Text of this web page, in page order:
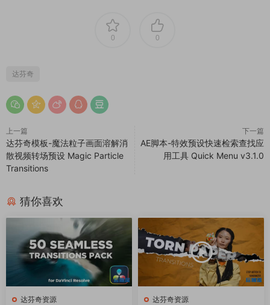
0 0
达芬奇
上一篇
达芬奇模板-魔法粒子画面溶解消
散视频转场预设 Magic Particle
Transitions
下一篇
AE脚本-特效预设快速检索查找应
用工具 Quick Menu v3.1.0
猜你喜欢
达芬奇资源 达芬奇资源